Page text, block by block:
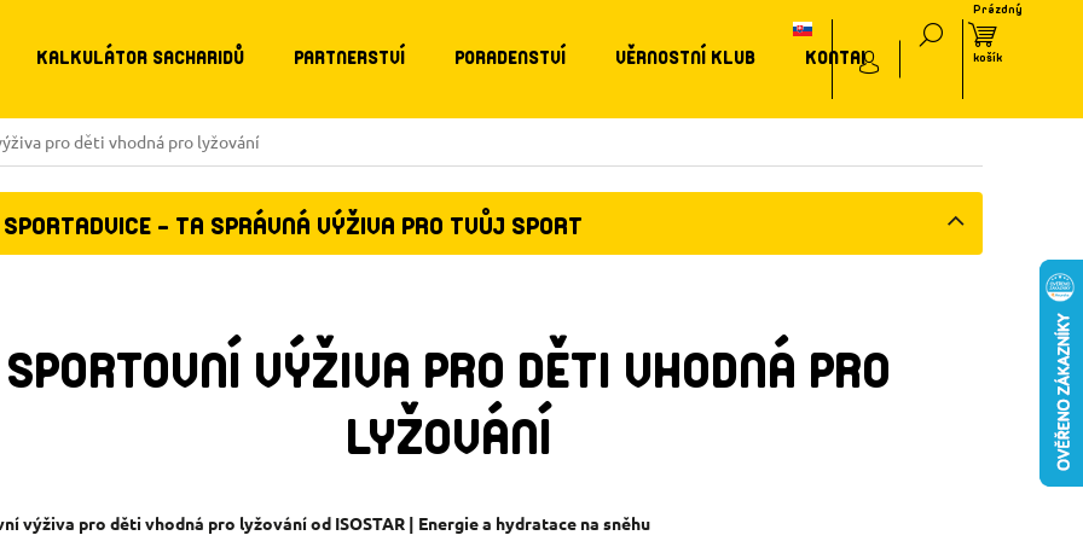
KALKULÁTOR SACHARIDŮ PARTNERSTVÍ PORADENSTVÍ VĚRNOSTNÍ KLUB KONTAKT
pro děti vhodná pro lyžování
SPORTADVICE - TA SPRÁVNÁ VÝŽIVA PRO TVŮJ SPORT
SPORTOVNÍ VÝŽIVA PRO DĚTI VHODNÁ PRO
LYŽOVÁNÍ
výživa pro děti vhodná pro lyžování od ISOSTAR | Energie a hydratace na sněhu